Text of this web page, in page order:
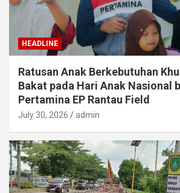
HEADLINE
Ratusan Anak Berkebutuhan
Bakat pada Hari Anak Nasional
Pertamina EP Rantau Field
July 30, 2026 admin